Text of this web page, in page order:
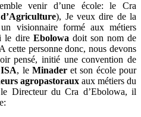
venir d’une école: le Cra
), Je veux dire de la
visionnaire formé aux métiers
le dire Ebolowadoit son nom de
cette personne donc, nous devons
pensé, initié une convention de
, le Minaderet son école pour
agropastorauxaux métiers du
le Directeur du Cra d’Ebolowa, il